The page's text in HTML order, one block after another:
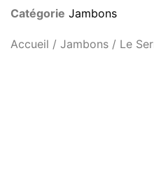
Catégorie Jambons
Accueil / Jambons / Le